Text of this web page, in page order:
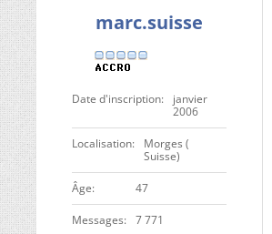
marc.suisse
Date d'inscription
janvier
2006
Localisation
Morges (
Suisse)
ge 47
Messages 7 771